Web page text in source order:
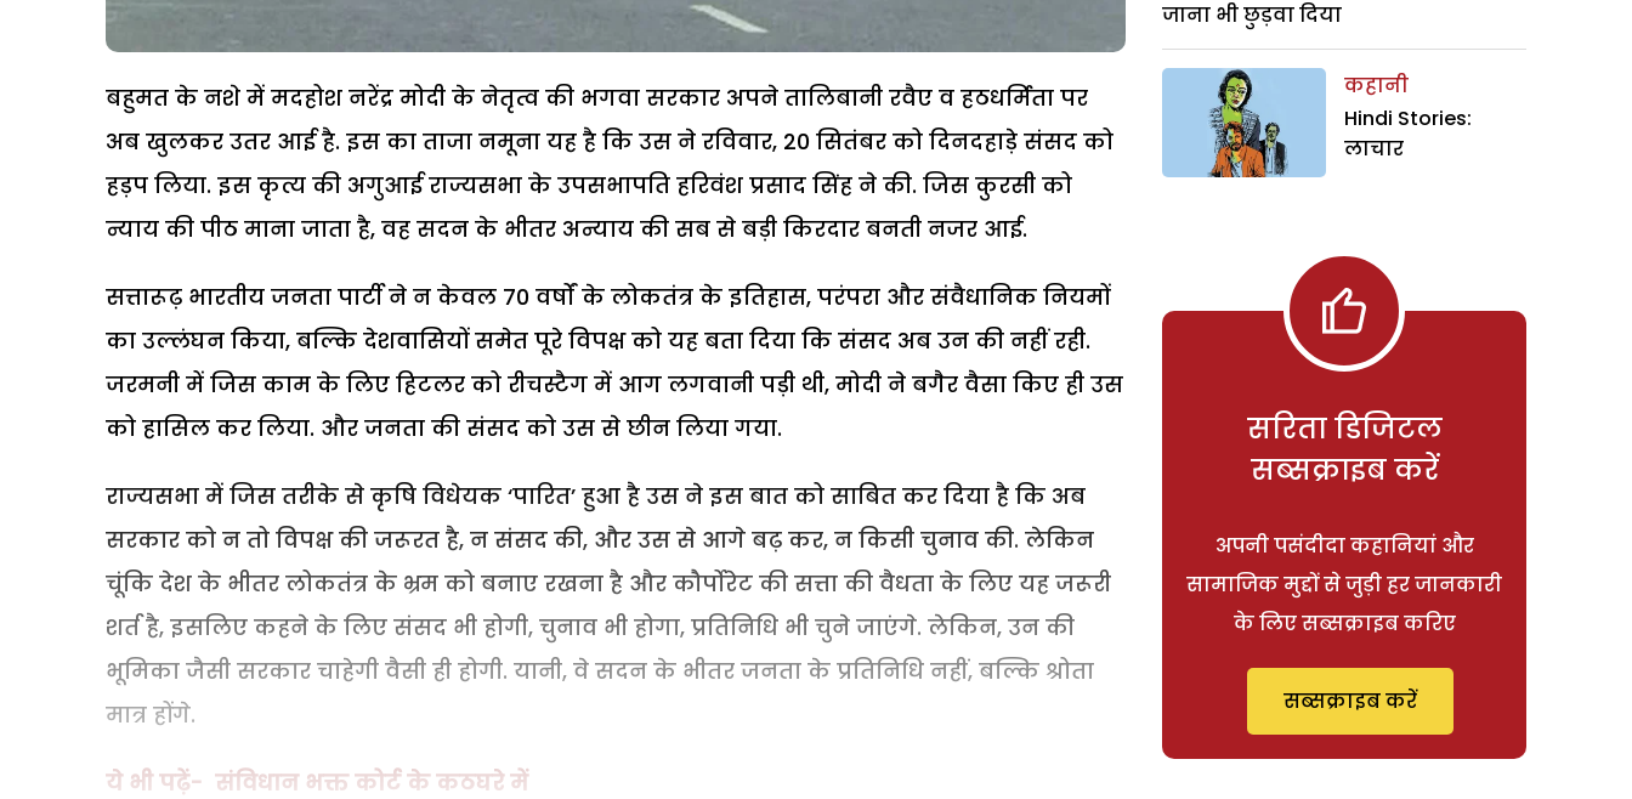
बहुमत के नशे में मदहोश नरेंद्र मोदी के नेतृत्व की भगवा सरकार अपने तालिबानी रवैए व हठधर्मिता पर
अब खुलकर उतर आई है. इस का ताजा नमूना यह है कि उस ने रविवार, 20 सितंबर को दिनदहाड़े संसद को
हड़प लिया. इस कृत्य की अगुआई राज्यसभा के उपसभापति हरिवंश प्रसाद सिंह ने की. जिस कुरसी को
न्याय की पीठ माना जाता है, वह सदन के भीतर अन्याय की सब से बड़ी किरदार बनती नजर आई.
सत्तारूढ़ भारतीय जनता पार्टी ने न केवल 70 वर्षों के लोकतंत्र के इतिहास, परंपरा और संवैधानिक नियमों
का उल्लंघन किया, बल्कि देशवासियों समेत पूरे विपक्ष को यह बता दिया कि संसद अब उन की नहीं रही.
जरमनी में जिस काम के लिए हिटलर को रीचस्टैग में आग लगवानी पड़ी थी, मोदी ने बगैर वैसा किए ही उस
को हासिल कर लिया. और जनता की संसद को उस से छीन लिया गया.
राज्यसभा में जिस तरीके से कृषि विधेयक ‘पारित’ हुआ है उस ने इस बात को साबित कर दिया है कि अब
सरकार को न तो विपक्ष की जरूरत है, न संसद की, और उस से आगे बढ़ कर, न किसी चुनाव की. लेकिन
चूंकि देश के भीतर लोकतंत्र के भ्रम को बनाए रखना है और कौर्पोरेट की सत्ता की वैधता के लिए यह जरूरी
शर्त है, इसलिए कहने के लिए संसद भी होगी, चुनाव भी होगा, प्रतिनिधि भी चुने जाएंगे. लेकिन, उन की
भूमिका जैसी सरकार चाहेगी वैसी ही होगी. यानी, वे सदन के भीतर जनता के प्रतिनिधि नहीं, बल्कि श्रोता
मात्र होंगे.
ये भी पढ़ें- संविधान भक्त कोर्ट के कठघरे में
जाना भी छुड़वा दिया
कहानी
Hindi Stories:
लाचार
सरिता डिजिटल
सब्सक्राइब करें
अपनी पसंदीदा कहानियां और
सामाजिक मुद्दों से जुड़ी हर जानकारी
के लिए सब्सक्राइब करिए
सब्सक्राइब करें